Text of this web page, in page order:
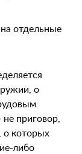
отдельные
о
приговор,
о которых
либо